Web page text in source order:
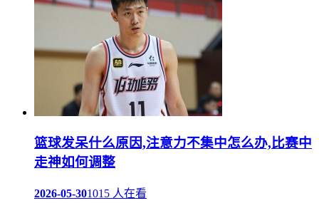
篮球发呆什么原因,注意力不集中怎么办,比赛中
走神如何调整
2026-05-301015 人在看